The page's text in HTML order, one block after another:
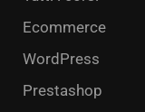
Ecommerce
WordPress
Prestashop